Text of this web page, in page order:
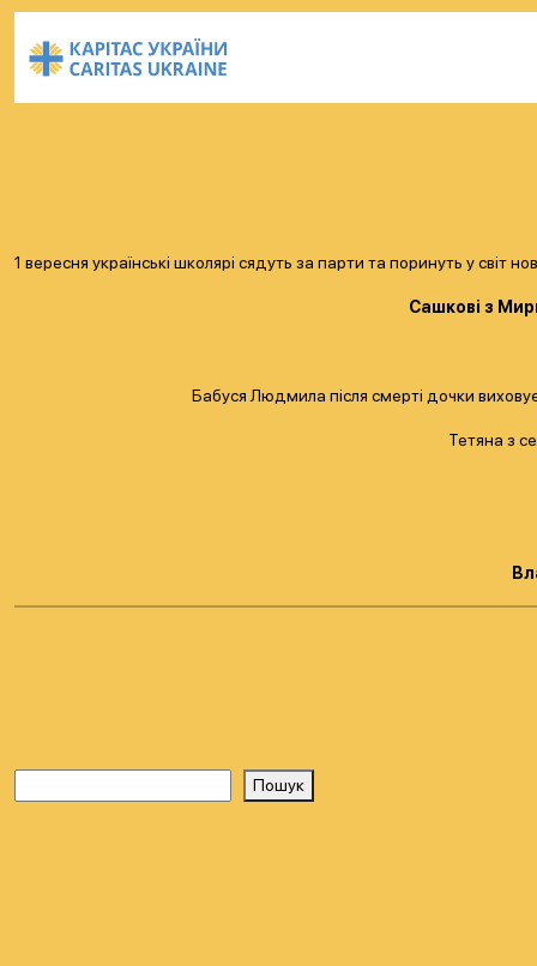
1 вересня українські школярі сядуть за парти та поринуть у
Сашкові з
Бабуся Людмила після смерті дочки
Тетяна з
Пошук